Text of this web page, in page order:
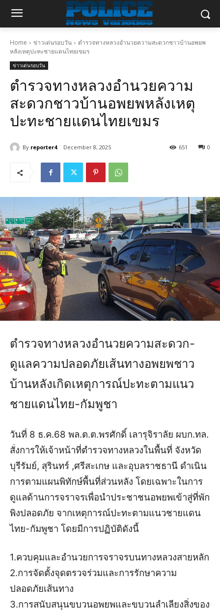
Home ข่าวเด่นรอบวัน
ตำรวจทางหลวงอำนวยความสะดวกชาวบ้านอพยพ
หลังเหตุปะทะชายแดนไทยเขมร
ข่าวเด่นรอบวัน
ตำรวจทางหลวงอำนวยความ
สะดวกชาวบ้านอพยพหลังเหตุ
ปะทะชายแดนไทยเขมร
By reporter4 December 8, 2025 0
651
ตำรวจทางหลวงอำนวยความสะดวก-
ดูแลความปลอดภัยเส้นทางอพยพชาว
บ้านหลังเกิดเหตุการณ์ปะทะตามแนว
ชายแดนไทย-กัมพูชา
วันที่ 8 ธ.ค.68 พล.ต.ต.พรศักดิ์ เลารุจิราลัย ผบก.ทล.
สั่งการให้เจ้าหน้าที่ตำรวจทางหลวงในพื้นที่ จังหวัด
บุรีรัมย์, สุรินทร์ ,ศรีสะเกษ และอุบลราชธานี ดำเนิน
การตามแผนพิทักษ์พื้นที่ส่วนหลัง โดยเฉพาะในการ
ดูแลด้านการจราจรเพื่อนำประชาชนอพยพเข้าสู่ที่พัก
พิงปลอดภัย จากเหตุการณ์ปะทะตามแนวชายแดน
ไทย-กัมพูชา โดยมีการปฏิบัติดังนี้
1.ควบคุมและอำนวยการจราจรบนทางหลวงสายหลัก
2.การจัดตั้งจุดตรวจร่วมและการรักษาความ
ปลอดภัยเส้นทาง
3.การสนับสนุนขบวนอพยพและขบวนลำเลียงสิ่งของ